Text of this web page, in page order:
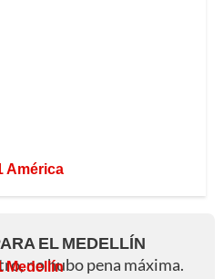
América
EL MEDELLÍN
no hubo pena máxima.
Medellín